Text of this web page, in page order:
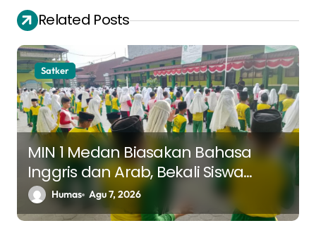
g
a
s
i
p
o
Related Posts
Satker
MIN 1 Medan Biasakan Bahasa
Inggris dan Arab, Bekali Siswa
Hadapi Tantangan Masa Depan
Humas Agu 7, 2026